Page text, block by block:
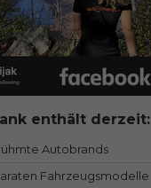
enthält derzeit:
Autobrands
Fahrzeugsmodelle